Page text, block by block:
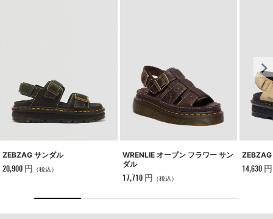
ZEBZAG サンダル
20,900 円 （税込）
WRENLIE オープン フラワー サン
ダル
17,710 円 （税込）
14,630 円